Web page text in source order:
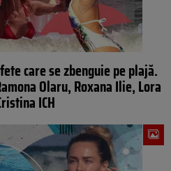
care se zbenguie pe plajă.
Olaru, Roxana Ilie, Lora
ICH